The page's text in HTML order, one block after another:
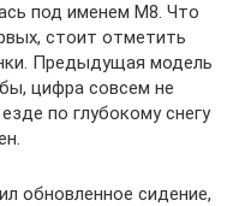
под именем М8. Что
стоит отметить
Предыдущая модель
цифра совсем не
по глубокому снегу
обновленное сидение,